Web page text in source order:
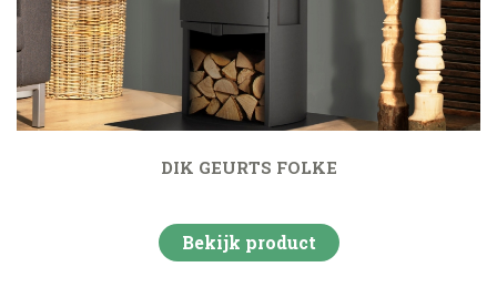
DIK GEURTS FOLKE
Bekijk product